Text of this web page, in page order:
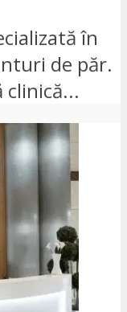
în
de păr.